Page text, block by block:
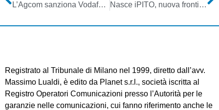
L’Agcom sanziona Vodafone, Telecom Italia, Opitel, BT Italia ed Eutelia Nasce iPITO, nuova frontiera della Tv digitale
Registrato al Tribunale di Milano nel 1999, diretto dall’avv.
Massimo Lualdi, è edito da Planet s.r.l., società iscritta al
Registro Operatori Comunicazioni presso l’Autorità per le
garanzie nelle comunicazioni, cui fanno riferimento anche le